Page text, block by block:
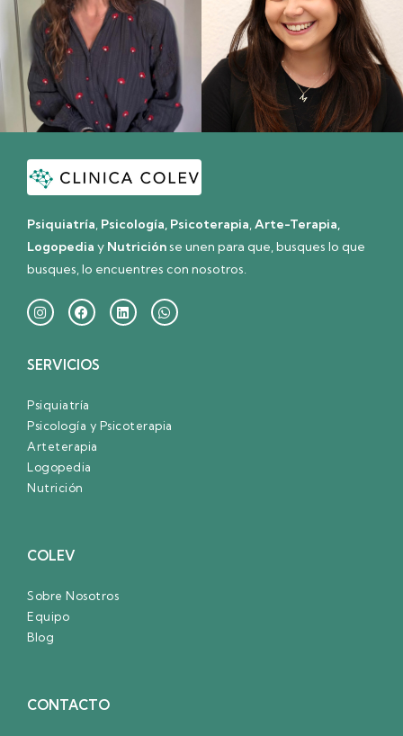
Psiquiatría, Psicología, Psicoterapia,Arte-Terapia,
Logopedia y Nutriciónse unen para que, busques lo que
busques, lo encuentres con nosotros.
SERVICIOS
Psiquiatría
Psicología y Psicoterapia
Arteterapia
Logopedia
Nutrición
COLEV
Sobre Nosotros
Equipo
Blog
CONTACTO